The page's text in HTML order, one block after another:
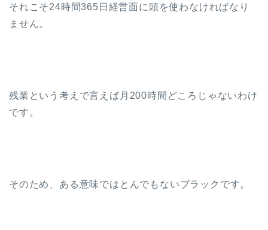
それこそ24時間365日経営面に頭を使わなければなり
ません。
残業という考えで言えば月200時間どころじゃないわけ
です。
そのため、ある意味ではとんでもないブラックです。